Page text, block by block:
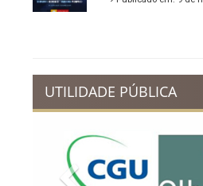
UTILIDADE PÚBLICA
Previous